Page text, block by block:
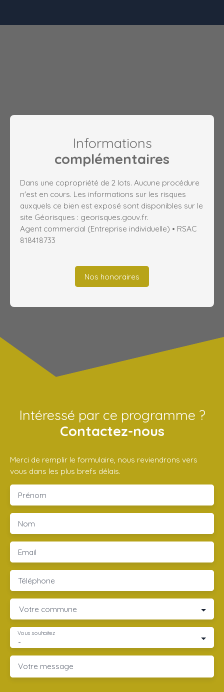
Informations
complémentaires
Dans une copropriété de 2 lots. Aucune procédure
n'est en cours. Les informations sur les risques
auxquels ce bien est exposé sont disponibles sur le
site Géorisques : georisques.gouv.fr.
Agent commercial (Entreprise individuelle) • RSAC
818418733
Nos honoraires
Intéressé par ce programme ?
Contactez-nous
Merci de remplir le formulaire, nous reviendrons vers
vous dans les plus brefs délais.
Prénom
Nom
Email
Téléphone
Votre commune
-
Vous souhaitez
Votre message